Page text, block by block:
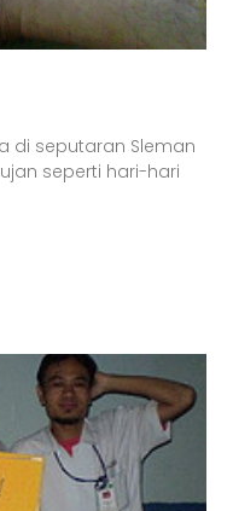
di seputaran Sleman
seperti hari-hari